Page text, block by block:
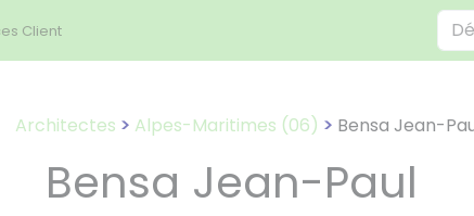
Client
Architectes Alpes-Maritimes (06) Bensa Jean-
Bensa Jean-Paul